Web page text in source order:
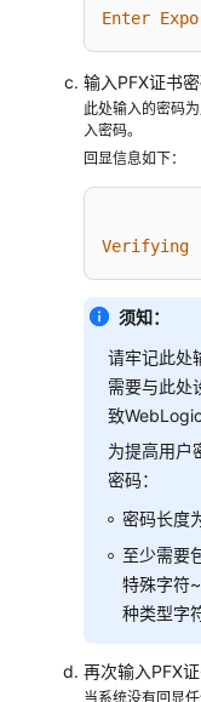
装
书
到
web
下
载
证
书
在
Tomcat
务
器
上
安
证
Enter
输入PFX证书密
此处输入的密码
入密码。
回显信息如下：
Verifying
须知：
请牢记此处
需要与此处
致
为提高用户
密码：
密码长度
至少需要
特殊字符
种类型字
再次输入PFX证
当系统没有回显